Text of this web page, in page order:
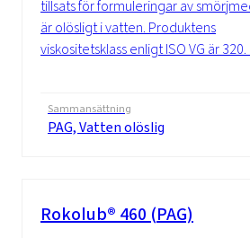
tillsats för formuleringar av
är olösligt i vatten. Produktens
viskositetsklass enligt ISO VG är 320.
Sammansättning
PAG, Vatten olöslig
Rokolub® 460 (PAG)